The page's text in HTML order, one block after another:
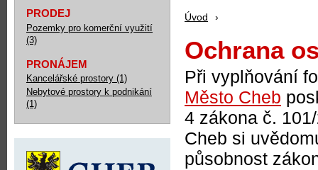
Úvod ›
Ochrana
Při vyplňování
Město Cheb
4 zákona č.
Cheb si
působnost
PRODEJ
Pozemky pro komerční využití
(3)
PRONÁJEM
Kancelářské prostory (1)
Nebytové prostory k podnikání
(1)